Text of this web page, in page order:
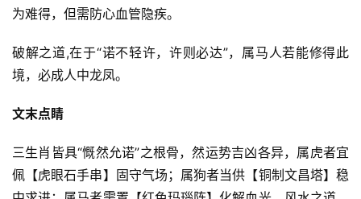
为难得，但需防心血管隐疾。
破解之道,在于“诺不轻许，许则必达”，属马人若能修得此
境，必成人中龙凤。
文末点睛
三生肖皆具“慨然允诺”之根骨，然运势吉凶各异，属虎者宜
佩【虎眼石手串】固守气场；属狗者当供【铜制文昌塔】稳